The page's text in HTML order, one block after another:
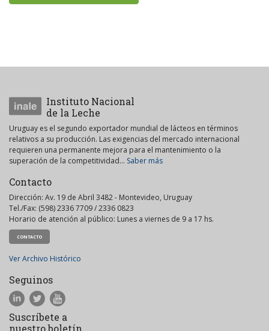
Instituto Nacional
de la Leche
Uruguay es el segundo exportador mundial de lácteos en términos
relativos a su producción. Las exigencias del mercado internacional
requieren una permanente mejora para el mantenimiento o la
superación de la competitividad... Saber más
Contacto
Dirección: Av. 19 de Abril 3482 - Montevideo, Uruguay
Tel./Fax: (598) 2336 7709 / 2336 0823
Horario de atención al público: Lunes a viernes de 9 a 17 hs.
CONTACTO
Ver Archivo Histórico
Seguinos
Suscríbete a
nuestro boletín